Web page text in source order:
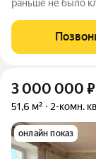
раньше не было клубный дом. Старый центр особая часть
скверы, театр и
сформировался
3 000 000 ₽
51,6 м² 2-комн.
онлайн показ